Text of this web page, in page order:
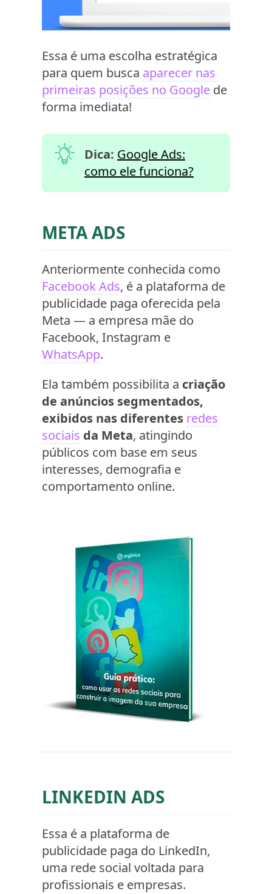
Essa é uma escolha estratégica
para quem busca aparecer nas
primeiras posições no Google de
forma imediata!
Dica: Google Ads:
como ele funciona?
META ADS
Anteriormente conhecida como
Facebook Ads, é a plataforma de
publicidade paga oferecida pela
Meta — a empresa mãe do
Facebook, Instagram e
WhatsApp.
Ela também possibilita a criação
de anúncios segmentados,
exibidos nas diferentes redes
sociais da Meta, atingindo
públicos com base em seus
interesses, demografia e
comportamento online.
LINKEDIN ADS
Essa é a plataforma de
publicidade paga do LinkedIn,
uma rede social voltada para
profissionais e empresas.